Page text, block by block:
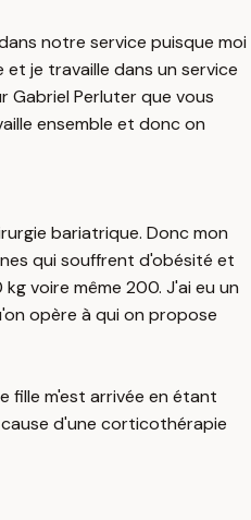
notre service puisque moi
je travaille dans un service
Gabriel Perluter que vous
ensemble et donc on
bariatrique. Donc mon
qui souffrent d'obésité et
voire même 200. J'ai eu un
opère à qui on propose
fille m'est arrivée en étant
d'une corticothérapie